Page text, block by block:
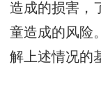
造成的损害，
童造成的风险
解上述情况的